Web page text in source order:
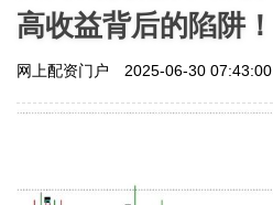
高收益背后的陷阱！
网上配资门户 2025-06-30 07:43:00